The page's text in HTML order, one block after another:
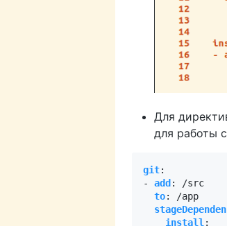
Для
для работы
git:
- add:
/src
to:
/app
install :